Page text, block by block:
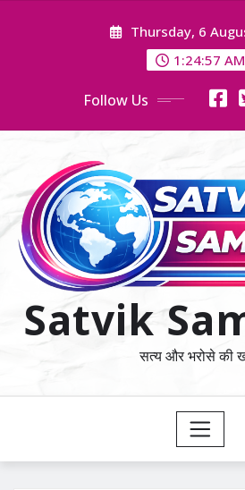
Thursday, 6
1:24:57 AM
Follow Us
Satvik
सत्य और भरोसे की